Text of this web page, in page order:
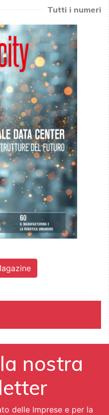
Tutti i numeri
nostra
delle Imprese e per la